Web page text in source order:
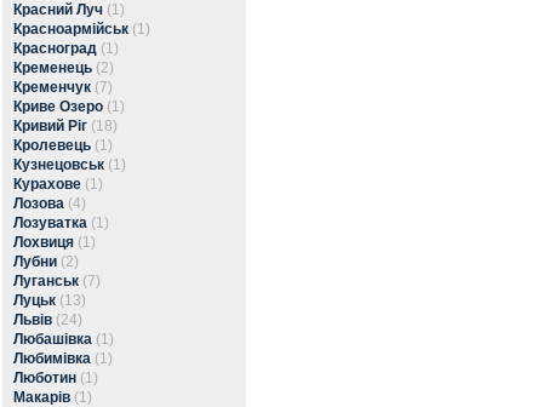
Красний Луч (1)
Красноармійськ (1)
Красноград (1)
Кременець (2)
Кременчук (7)
Криве Озеро (1)
Кривий Ріг (18)
Кролевець (1)
Кузнецовськ (1)
Курахове (1)
Лозова (4)
Лозуватка (1)
Лохвиця (1)
Лубни (2)
Луганськ (7)
Луцьк (13)
Львів (24)
Любашівка (1)
Любимівка (1)
Люботин (1)
Макарів (1)